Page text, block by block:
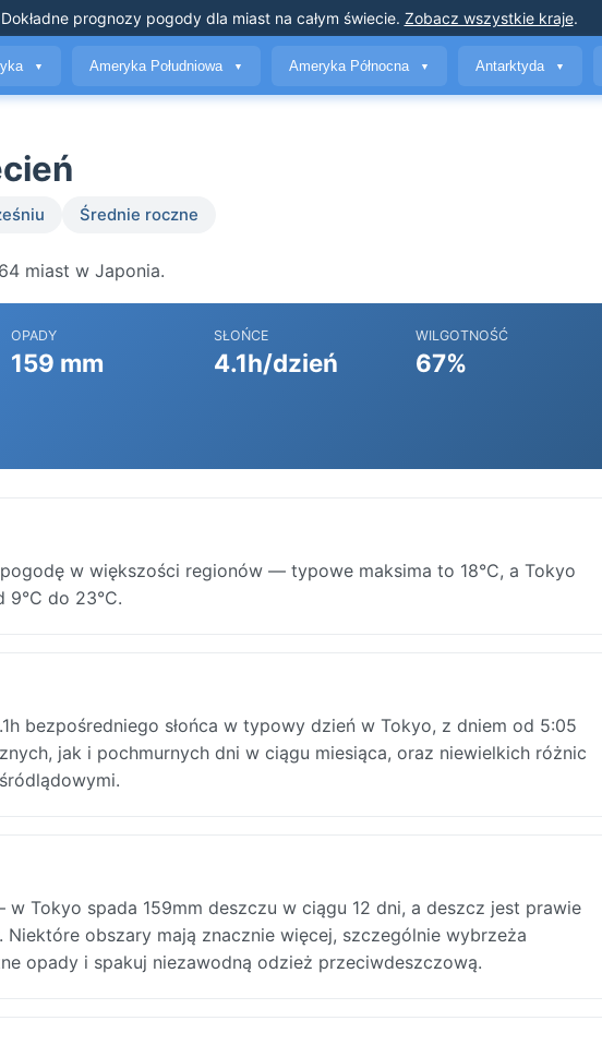
Dokładne prognozy pogodydla miast na całym świecie. Zobacz wszystkie kraje.
▼ Ameryka Południowa ▼ Ameryka Północna ▼ Antarktyda ▼
Średnie roczne
miast w Japonia.
OPADY
159 mm
SŁOŃCE
4.1h/dzień
WILGOTNOŚĆ
67%
w większości regionów — typowe maksima to 18°C, a Tokyo
9°C do 23°C.
bezpośredniego słońca w typowy dzień w Tokyo, z dniem od 5:05
jak i pochmurnych dni w ciągu miesiąca, oraz niewielkich różnic
Tokyo spada 159mm deszczu w ciągu 12 dni, a deszcz jest prawie
obszary mają znacznie więcej, szczególnie wybrzeża
opady i spakuj niezawodną odzież przeciwdeszczową.